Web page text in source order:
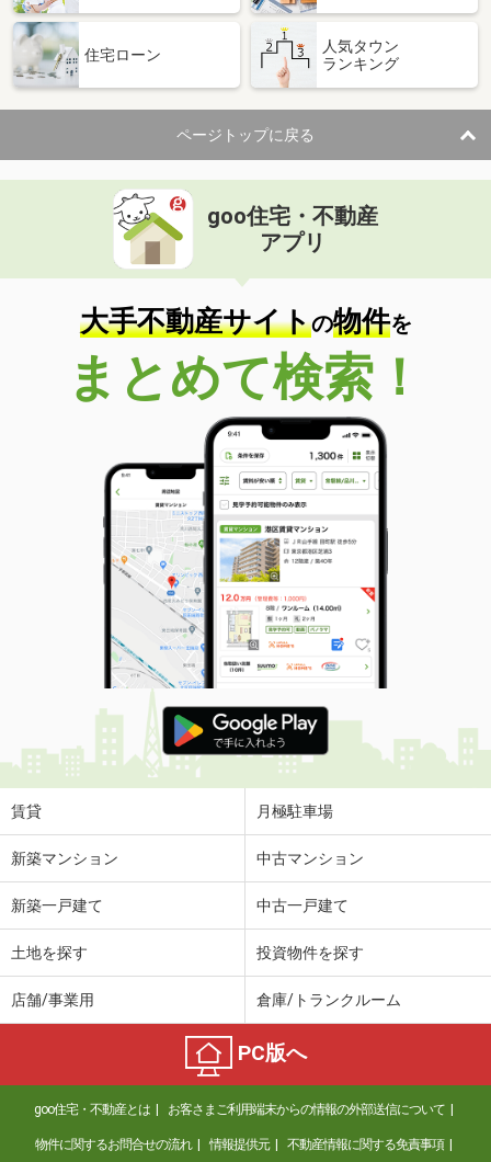
住宅ローン
人気タウン
ランキング
ページトップに戻る
goo住宅・不動産
アプリ
大手不動産サイトの物件を
まとめて検索！
賃貸 月極駐車場
新築マンション 中古マンション
新築一戸建て 中古一戸建て
土地を探す 投資物件を探す
店舗/事業用 倉庫/トランクルーム
PC版へ
goo住宅・不動産とは お客さまご利用端末からの情報の外部送信について
物件に関するお問合せの流れ 情報提供元 不動産情報に関する免責事項